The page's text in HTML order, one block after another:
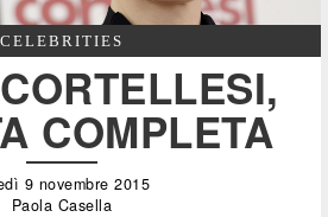
CELEBRITIES
COMPLETA
9 novembre 2015
Paola Casella